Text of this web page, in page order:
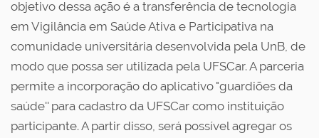
objetivo dessa ação é a transferência de tecnologia
em Vigilância em Saúde Ativa e Participativa na
comunidade universitária desenvolvida pela UnB, de
modo que possa ser utilizada pela UFSCar. A parceria
permite a incorporação do aplicativo "guardiões da
saúde'' para cadastro da UFSCar como instituição
participante. A partir disso, será possível agregar os